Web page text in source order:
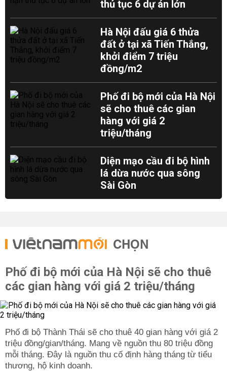
thủ tục 6 dự án lớn
Hà Nội đấu giá 6 thửa
đất ở tại xã Tiến Thắng,
khởi điểm 7 triệu
đồng/m2
Phố đi bộ mới của Hà Nội
sẽ cho thuê các gian
hàng với giá 2
triệu/tháng
Diện mạo cầu đi bộ hình
lá dừa nước qua sông
Sài Gòn
CHỌN
Phố đi bộ mới của Hà Nội sẽ cho thuê
các gian hàng với giá 2 triệu/tháng
Phố đi bộ Thành Thái sẽ cho thuê 40 gian hàng với giá 2
triệu đồng/gian/tháng. Mang về nguồn thu 80 triệu đồng
mỗi tháng. Đây là nguồn thu cố định hàng tháng từ tiểu
thương, hộ kinh doanh.